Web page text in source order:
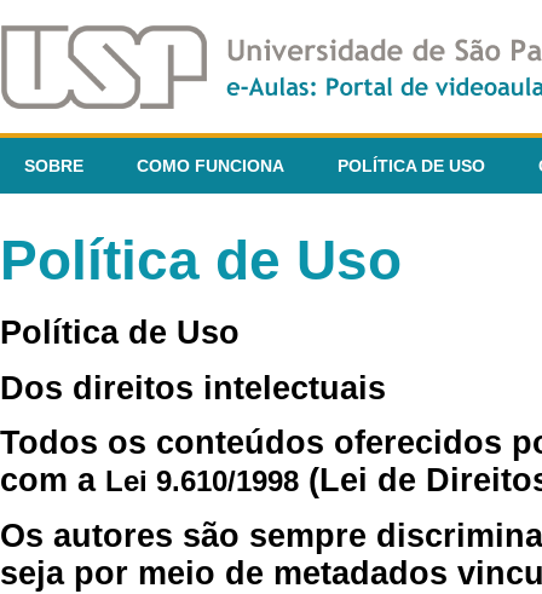
SOBRE COMO FUNCIONA POLÍTICA DE USO
Política de Uso
Política de Uso
Dos direitos intelectuais
Todos os conteúdos oferecidos
com a Lei 9.610/1998 (Lei de
Os autores são sempre
seja por meio de metadados